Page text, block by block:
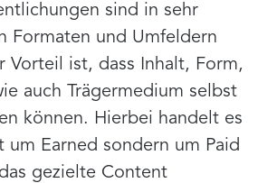
sind in sehr
Formaten und Umfeldern
Vorteil ist, dass Inhalt, Form,
auch Trägermedium selbst
können. Hierbei handelt es
um Earned sondern um Paid
gezielte Content